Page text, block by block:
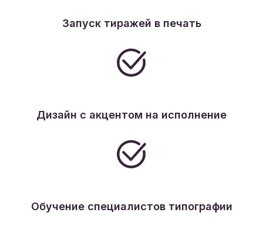
Запуск тиражей в печать
Дизайн с акцентом на исполнение
Обучение специалистов типографии